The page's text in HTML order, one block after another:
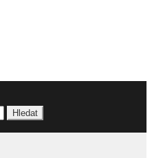
Hledat